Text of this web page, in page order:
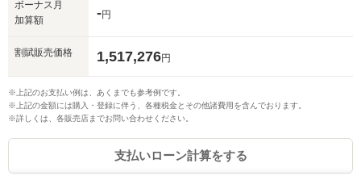
ボーナス月
加算額
-円
割賦販売価格 1,517,276円
※上記のお支払い例は、あくまでも参考例です。
※上記の金額には購入・登録に伴う、各種税金とその他諸費用を含んでおります。
※詳しくは、各販売店までお問い合わせください。
支払いローン計算をする